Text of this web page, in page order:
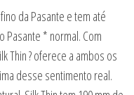
da Pasante e tem até
* normal. Com
Thin ? oferece a ambos os
desse sentimento real.